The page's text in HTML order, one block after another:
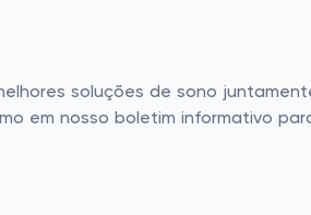
soluções de sono
em nosso boletim informativo